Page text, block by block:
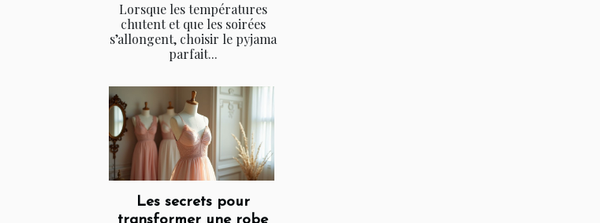
Lorsque les températures
chutent et que les soirées
s’allongent, choisir le pyjama
parfait...
Les secrets pour